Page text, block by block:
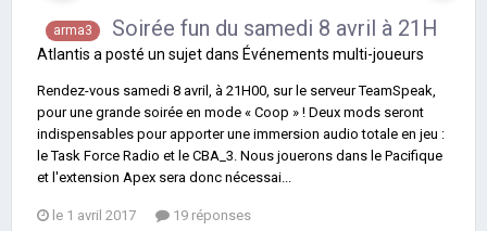
arma3 Soirée fun du samedi 8 avril à 21H
Atlantis a posté un sujet dans Événements multi-joueurs
Rendez-vous samedi 8 avril, à 21H00, sur le serveur TeamSpeak,
pour une grande soirée en mode « Coop » ! Deux mods seront
indispensables pour apporter une immersion audio totale en jeu :
le Task Force Radio et le CBA_3. Nous jouerons dans le Pacifique
et l'extension Apex sera donc nécessai...
le 1 avril 2017 19 réponses